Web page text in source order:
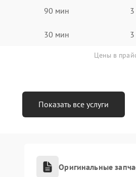
90 мин
30 мин
Цены в
Показать все услуги
Оригинальные